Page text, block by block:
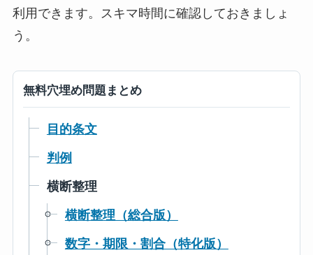
利用できます。スキマ時間に確認しておきましょ
う。
無料穴埋め問題まとめ
目的条文
判例
横断整理
横断整理（総合版）
数字・期限・割合（特化版）